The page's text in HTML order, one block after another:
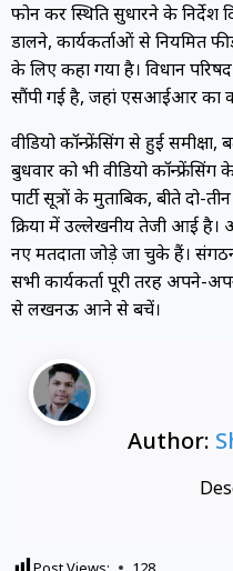
फोन कर स्थिति सुधारने के निर्देश
डालने, कार्यकर्ताओं से नियमित
के लिए कहा गया है। विधान परिषद
सौंपी गई है, जहां एसआईआर का
वीडियो कॉन्फ्रेंसिंग से हुई समीक्षा,
बुधवार को भी वीडियो
पार्टी सूत्रों के मुताबिक, बीते दो-
प्रक्रिया में उल्लेखनीय तेजी आई
नए मतदाता जोड़े जा चुके हैं।
सभी कार्यकर्ता पूरी तरह अपने-
से लखनऊ आने से बचें।
Author: